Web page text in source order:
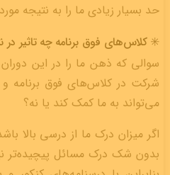
حد بسیار زیادی ما را به نتیجه
✳️ کلاس‌های فوق برنامه چه تاثیر در
سوالی که ذهن ما را در این
شرکت در کلاس‌های فوق برنامه
می‌تواند به ما کمک کند یا نه؟
اگر میزان درک ما از درسی بالا
بدون شک درک مسائل پیچیده‌تر